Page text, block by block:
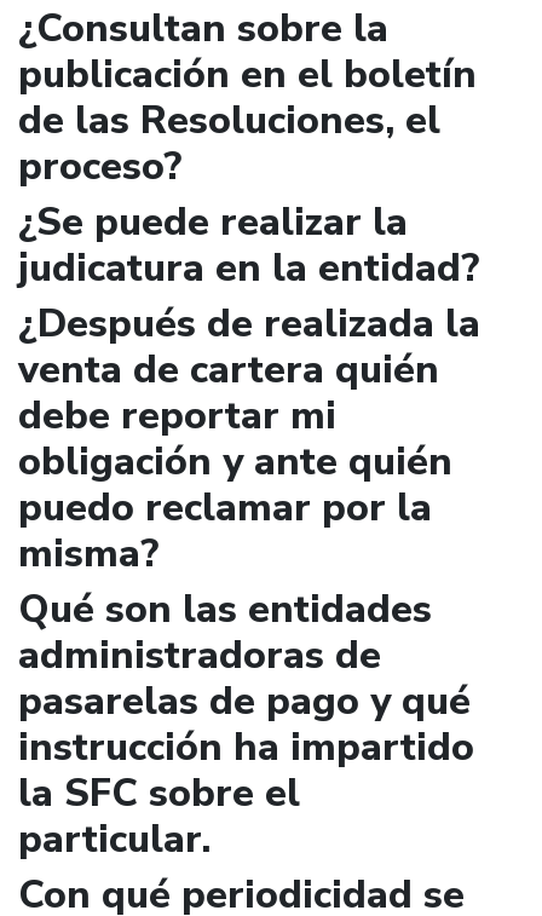
¿Consultan sobre la
publicación en el boletín
de las Resoluciones, el
proceso?
¿Se puede realizar la
judicatura en la entidad?
¿Después de realizada la
venta de cartera quién
debe reportar mi
obligación y ante quién
puedo reclamar por la
misma?
Qué son las entidades
administradoras de
pasarelas de pago y qué
instrucción ha impartido
la SFC sobre el
particular.
Con qué periodicidad se